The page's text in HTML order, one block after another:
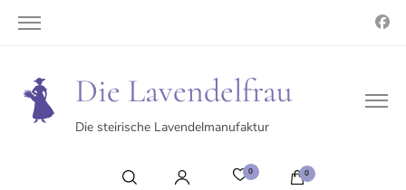
Die Lavendelfrau
Die steirische Lavendelmanufaktur
0 0